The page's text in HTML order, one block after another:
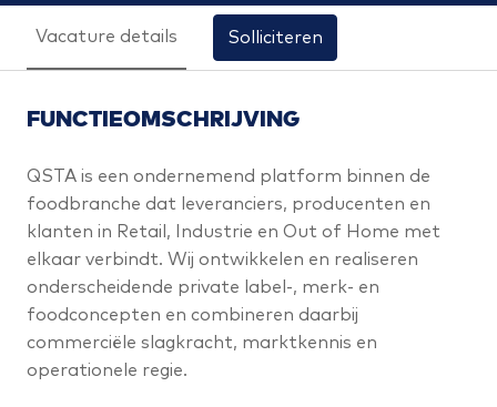
Vacature details Solliciteren
FUNCTIEOMSCHRIJVING
QSTA is een ondernemend platform binnen de
foodbranche dat leveranciers, producenten en
klanten in Retail, Industrie en Out of Home met
elkaar verbindt. Wij ontwikkelen en realiseren
onderscheidende private label-, merk- en
foodconcepten en combineren daarbij
commerciële slagkracht, marktkennis en
operationele regie.